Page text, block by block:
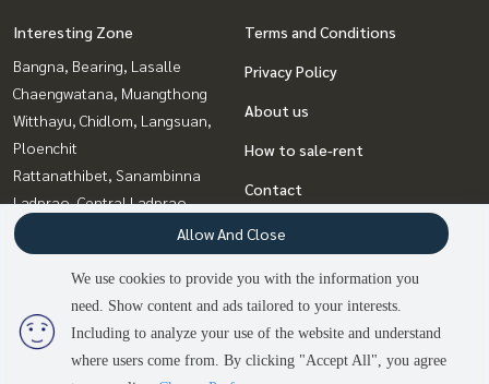
2 people are viewing
Sold Out
Interesting Zone
Bangna, Bearing, Lasalle
Chaengwatana, Muangthong
Witthayu, Chidlom, Langsuan,
Ploenchit
Rattanathibet, Sanambinna
Ladprao, Central Ladprao
Bang Sue, Wong Sawang, Tao
Pun
Rama9, Petchburi, RCA
Sukhumvit, Asoke, Thonglor
Terms and Conditions
Privacy Policy
About us
How to sale-rent
Contact
We use cookies to provide you with the information you
need. Show content and ads tailored to your interests.
Including to analyze your use of the website and understand
where users come from. By clicking "Accept All", you agree
Allow And Close